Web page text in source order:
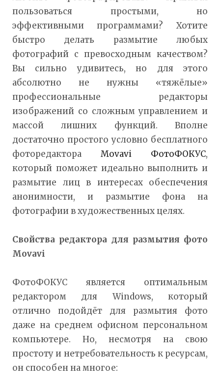
пользоваться простыми, но
эффективными программами? Хотите
быстро делать размытие любых
фотографий с превосходным качеством?
Вы сильно удивитесь, но для этого
абсолютно не нужны «тяжёлые»
профессиональные редакторы
изображений со сложным управлением и
массой лишних функций. Вполне
достаточно простого условно бесплатного
фоторедактора Movavi ФотоФОКУС,
который поможет идеально выполнить и
размытие лиц в интересах обеспечения
анонимности, и размытие фона на
фотографии в художественных целях.
Свойства редактора для размытия фото
Movavi
ФотоФОКУС является оптимальным
редактором для Windows, который
отлично подойдёт для размытия фото
даже на среднем офисном персональном
компьютере. Но, несмотря на свою
простоту и нетребовательность к ресурсам,
он способен на многое: